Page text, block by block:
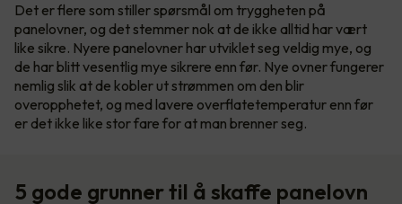
Det er flere som stiller spørsmål om tryggheten på
panelovner, og det stemmer nok at de ikke alltid har vært
like sikre. Nyere panelovner har utviklet seg veldig mye, og
de har blitt vesentlig mye sikrere enn før. Nye ovner fungerer
nemlig slik at de kobler ut strømmen om den blir
overopphetet, og med lavere overflatetemperatur enn før
er det ikke like stor fare for at man brenner seg.
5 gode grunner til å skaffe panelovn